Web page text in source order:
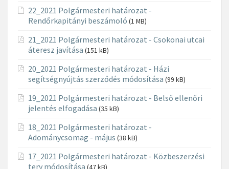
22_2021 Polgármesteri határozat -
Rendőrkapitányi beszámoló (1 MB)
21_2021 Polgármesteri határozat - Csokonai utcai
áteresz javítása (151 kB)
20_2021 Polgármesteri határozat - Házi
segítségnyújtás szerződés módosítása (99 kB)
19_2021 Polgármesteri határozat - Belső ellenőri
jelentés elfogadása (35 kB)
18_2021 Polgármesteri határozat -
Adománycsomag - május (38 kB)
17_2021 Polgármesteri határozat - Közbeszerzési
terv módosítása (47 kB)